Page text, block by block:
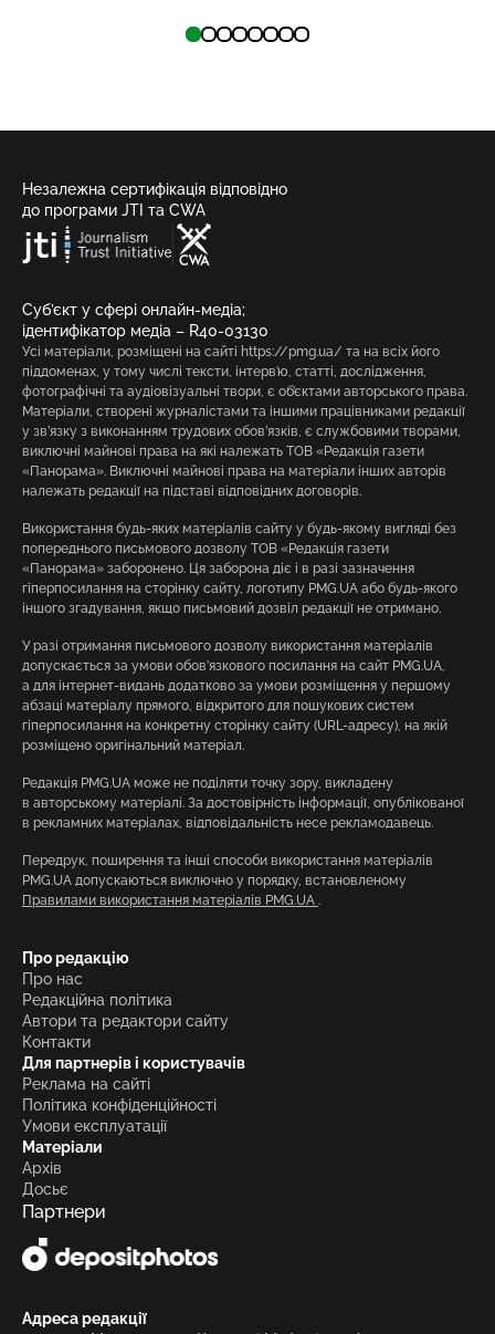
Незалежна сертифікація відповідно
до програми JTI та CWA
Суб’єкт у сфері онлайн-медіа;
ідентифікатор медіа – R40-03130
Усі матеріали, розміщені на сайті https://pmg.ua/ та на всіх його
піддоменах, у тому числі тексти, інтерв’ю, статті, дослідження,
фотографічні та аудіовізуальні твори, є об’єктами авторського права.
Матеріали, створені журналістами та іншими працівниками редакції
у зв’язку з виконанням трудових обов’язків, є службовими творами,
виключні майнові права на які належать ТОВ «Редакція газети
«Панорама». Виключні майнові права на матеріали інших авторів
належать редакції на підставі відповідних договорів.
Використання будь-яких матеріалів сайту у будь-якому вигляді без
попереднього письмового дозволу ТОВ «Редакція газети
«Панорама» заборонено. Ця заборона діє і в разі зазначення
гіперпосилання на сторінку сайту, логотипу PMG.UA або будь-якого
іншого згадування, якщо письмовий дозвіл редакції не отримано.
У разі отримання письмового дозволу використання матеріалів
допускається за умови обов’язкового посилання на сайт PMG.UA,
а для інтернет-видань додатково за умови розміщення у першому
абзаці матеріалу прямого, відкритого для пошукових систем
гіперпосилання на конкретну сторінку сайту (URL-адресу), на якій
розміщено оригінальний матеріал.
Редакція PMG.UA може не поділяти точку зору, викладену
в авторському матеріалі. За достовірність інформації, опублікованої
в рекламних матеріалах, відповідальність несе рекламодавець.
Передрук, поширення та інші способи використання матеріалів
PMG.UA допускаються виключно у порядку, встановленому
Правилами використання матеріалів PMG.UA .
Про редакцію
Про нас
Редакційна політика
Автори та редактори сайту
Контакти
Для партнерів і користувачів
Реклама на сайті
Політика конфіденційності
Умови експлуатації
Матеріали
Архів
Досьє
Партнери
Адреса редакції